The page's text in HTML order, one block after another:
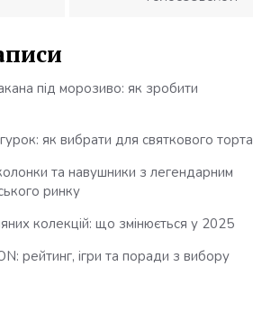
під морозиво: як зробити
як вибрати для святкового торта
та навушники з легендарним
ринку
колекцій: що змінюється у 2025
рейтинг, ігри та поради з вибору